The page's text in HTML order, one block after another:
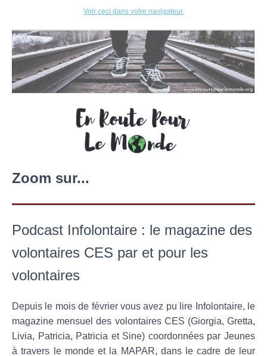
Voir ceci dans votre navigateur.
Zoom sur...
Podcast Infolontaire : le magazine des
volontaires CES par et pour les
volontaires
Depuis le mois de février vous avez pu lire Infolontaire, le
magazine mensuel des volontaires CES (Giorgia, Gretta,
Livia, Patricia, Patricia et Sine) coordonnées par Jeunes
à travers le monde et la MAPAR, dans le cadre de leur